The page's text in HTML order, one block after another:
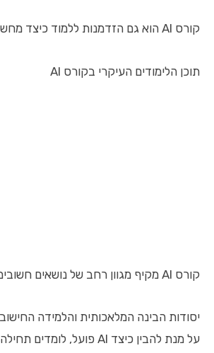
קורס AI הוא גם הזדמנות ללמוד כיצד מחשבים לומדים, איך לבנות ולשפר מודלים חכמים, וכיצד להטמיע חידושים טכנולוגיים בעסקים ובפרויקטים אישיים. מעבר להכשרה מקצועית, זהו מסלול שמתאים לכולם – כולל מתחילים, מפתחי תוכנה, מנהלים, וסטודנטים.
תוכן הלימודים העיקרי בקורס AI
קורס AI מקיף מגוון רחב של נושאים חשובים שמרכיבים את הבסיס להבנה ולעבודה עם טכנולוגיות
יסודות הבינה המלאכותית והלמידה
על מנת להבין כיצד AI פועל, לומדים תחילה: